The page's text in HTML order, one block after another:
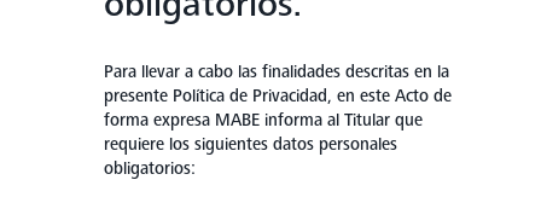
Para llevar a cabo las finalidades descritas en la
presente Política de Privacidad, en este Acto de
forma expresa MABE informa al Titular que
requiere los siguientes datos personales
obligatorios: